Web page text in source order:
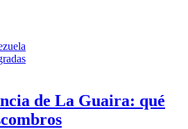
de La Guaira: qué